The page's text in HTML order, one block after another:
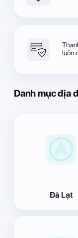
luôn
Danh mục địa
Đà Lạt